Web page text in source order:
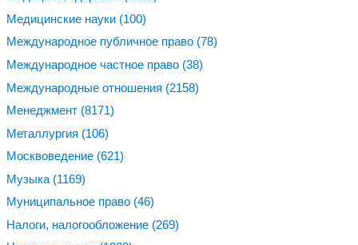
Медицинские науки (100)
Международное публичное право (78)
Международное частное право (38)
Международные отношения (2158)
Менеджмент (8171)
Металлургия (106)
Москвоведение (621)
Музыка (1169)
Муниципальное право (46)
Налоги, налогообложение (269)